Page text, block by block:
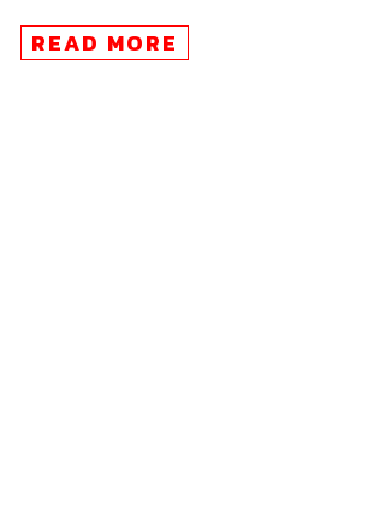
READ MORE